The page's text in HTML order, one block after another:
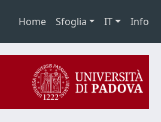
Home Sfoglia IT Info